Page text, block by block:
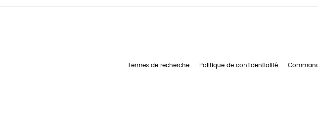
Termes de recherche Politique de confidentialité